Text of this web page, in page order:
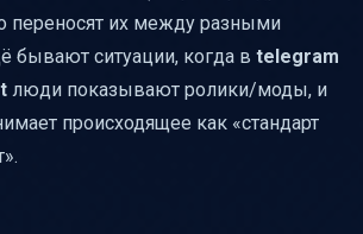
переносят их между разными
бывают ситуации, когда в telegram
люди показывают ролики/моды, и
происходящее как «стандарт